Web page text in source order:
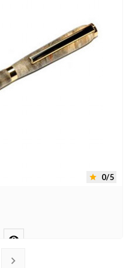
 0/5

